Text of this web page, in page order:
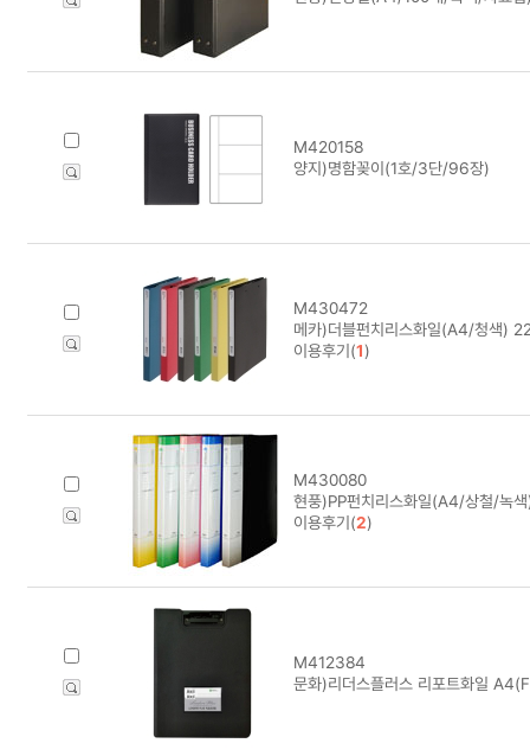
M420158
양지)명함꽂이(1호/3단/96장)
M430472
메카)더블펀치리스화일(A4/청색)
이용후기(1)
M430080
현풍)PP펀치리스화일(A4/상철/녹
이용후기(2)
M412384
문화)리더스플러스 리포트화일